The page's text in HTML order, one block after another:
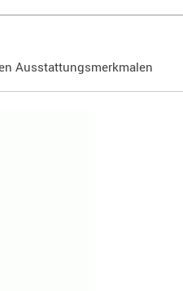
Ausstattungsmerkmalen